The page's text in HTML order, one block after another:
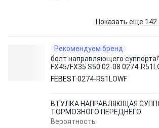
Показать еще
Рекомендуем бренд
болт направляющего
FX45/FX35 S50 02-08 0274-
FEBEST
FEBEST0274-R51LOWF
ВТУЛКА НАПРАВЛЯЮЩАЯ
ТОРМОЗНОГО ПЕРЕДНЕГО
Вероятность